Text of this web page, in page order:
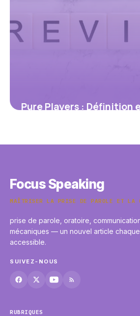
Pure Players : Définition
Focus Speaking
MAÎTRISER LA PRISE DE PAROLE ET LA
prise de parole, oratoire,
mécaniques — un nouvel article
accessible.
SUIVEZ-NOUS
RUBRIQUES